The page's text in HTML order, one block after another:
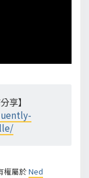
享】
權屬於Ned